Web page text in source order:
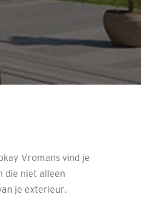
Vromans vind je
die niet alleen
je exterieur.